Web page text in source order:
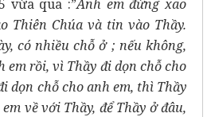
vừa qua :”Anh em đừng xao
Thiên Chúa và tin vào Thầy.
có nhiều chỗ ở ; nếu không,
em rồi, vì Thầy đi dọn chỗ cho
dọn chỗ cho anh em, thì Thầy
về với Thầy, để Thầy ở đâu,